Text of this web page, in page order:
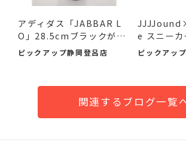
アディダス「JABBAR L
O」28.5cmブラックが入
荷！未...
ピックアップ静岡登呂店
e スニー
6.5cm ...
ピックアッ
関連するブログ一覧